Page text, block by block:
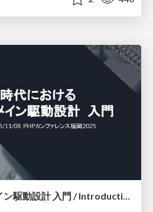
AI時代におけるドメイン駆動設計 入門 / Introduction to Domain-Driven Design in the AI ​​Era